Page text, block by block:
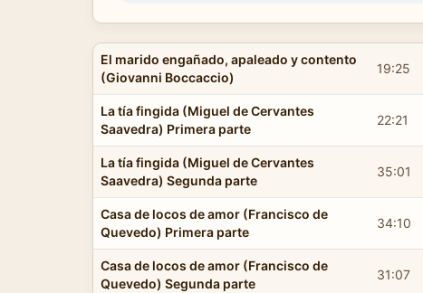
El marido engañado, apaleado y contento
(Giovanni Boccaccio)
19:25
La tía fingida (Miguel de Cervantes
Saavedra) Primera parte
22:21
La tía fingida (Miguel de Cervantes
Saavedra) Segunda parte
35:01
Casa de locos de amor (Francisco de
Quevedo) Primera parte
34:10
Casa de locos de amor (Francisco de
Quevedo) Segunda parte
31:07